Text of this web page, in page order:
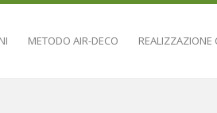
METODO AIR-DECO REALIZZAZIONE